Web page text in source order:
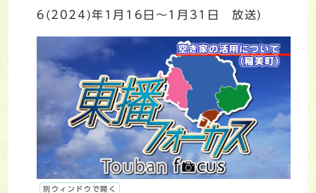
6(2024)年1月16日～1月31日 放送)
別ウィンドウで開く